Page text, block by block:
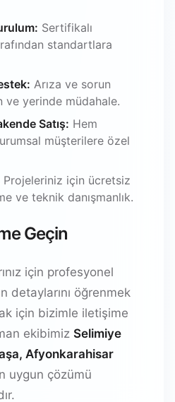
Sertifikalı
standartlara
Arıza ve sorun
ve yerinde müdahale.
Satış: Hem
müşterilere özel
Projeleriniz için ücretsiz
ve teknik danışmanlık.
Geçin
için profesyonel
detaylarını öğrenmek
için bizimle iletişime
ekibimiz Selimiye
Afyonkarahisar
uygun çözümü